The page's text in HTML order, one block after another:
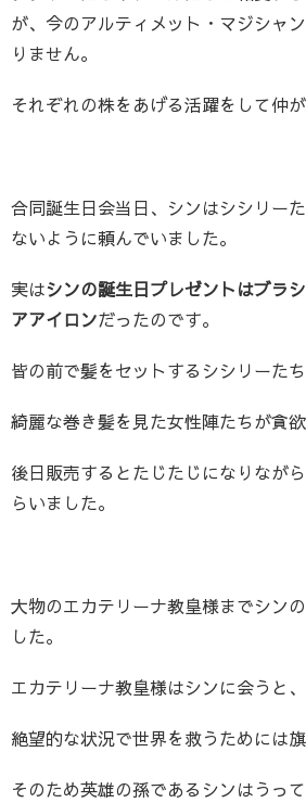
が、今のアルティメット・マジシャ
りません。
それぞれの株をあげる活躍をして仲
合同誕生日会当日、シンはシシリー
ないように頼んでいました。
実はシンの誕生日プレゼントはブラ
アアイロンだったのです。
皆の前で髪をセットするシシリーたち
綺麗な巻き髪を見た女性陣たちが貪
後日販売するとたじたじになりなが
らいました。
大物のエカテリーナ教皇様までシン
した。
エカテリーナ教皇様はシンに会うと
絶望的な状況で世界を救うためには
そのため英雄の孫であるシンはうっ